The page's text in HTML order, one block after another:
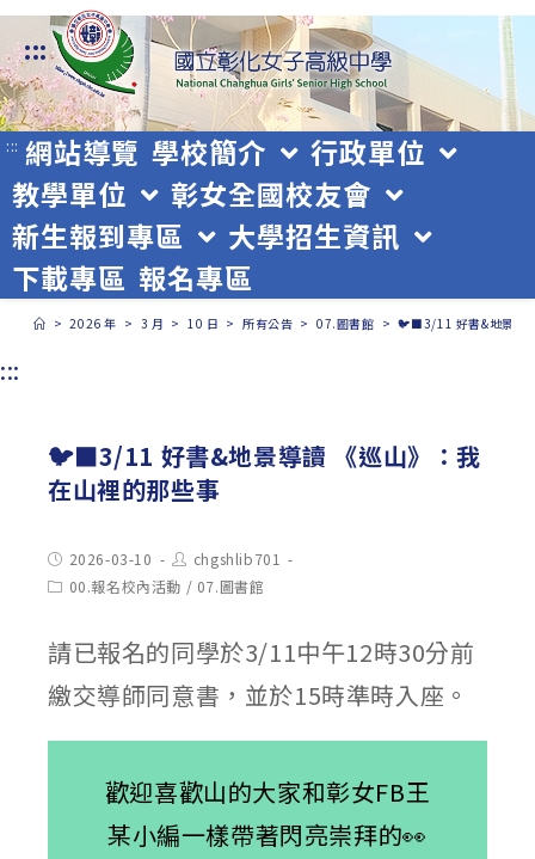
跳
轉
至
主
要
內
容
:::
::: 網站導覽 學校簡介
行政單位
教學單位
彰女全國校友會
新生報到專區
大學招生資訊
下載專區 報名專區
> 2026 年 > 3 月 > 10 日 > 所有公告 > 07.圖書館 > 🐦‍⬛3/11 好書&地景導
:::
🐦‍⬛3/11 好書&地景導讀 《巡山》：我
在山裡的那些事
Post2026-03-10
Post
author:
chgshlib701
Post00.報名校內活動 / 07.圖書館
請已報名的同學於3/11中午12時30分前
繳交導師同意書，並於15時準時入座。
歡迎喜歡山的大家和彰女FB王
某小編一樣帶著閃亮崇拜的👀